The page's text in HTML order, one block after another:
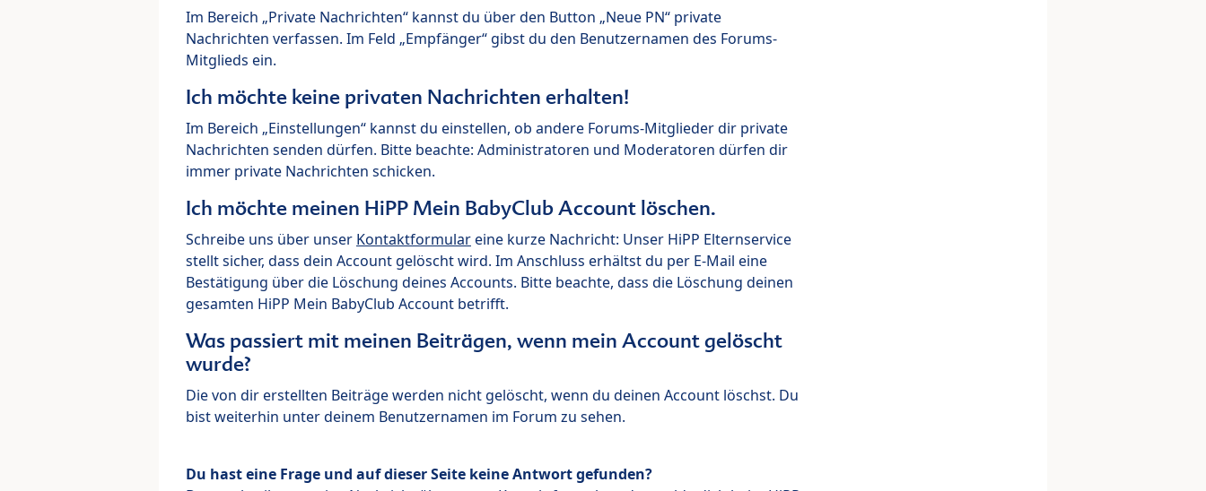
Im Bereich „Private Nachrichten“ kannst du über den Button „Neue PN“ private
Nachrichten verfassen. Im Feld „Empfänger“ gibst du den Benutzernamen des Forums-
Mitglieds ein.
Ich möchte keine privaten Nachrichten erhalten!
Im Bereich „Einstellungen“ kannst du einstellen, ob andere Forums-Mitglieder dir private
Nachrichten senden dürfen. Bitte beachte: Administratoren und Moderatoren dürfen dir
immer private Nachrichten schicken.
Ich möchte meinen HiPP Mein BabyClub Account löschen.
Schreibe uns über unser Kontaktformulareine kurze Nachricht: Unser HiPP Elternservice
stellt sicher, dass dein Account gelöscht wird. Im Anschluss erhältst du per E-Mail eine
Bestätigung über die Löschung deines Accounts. Bitte beachte, dass die Löschung deinen
gesamten HiPP Mein BabyClub Account betrifft.
Was passiert mit meinen Beiträgen, wenn mein Account gelöscht
wurde?
Die von dir erstellten Beiträge werden nicht gelöscht, wenn du deinen Account löschst. Du
bist weiterhin unter deinem Benutzernamen im Forum zu sehen.
Du hast eine Frage und auf dieser Seite keine Antwort gefunden?